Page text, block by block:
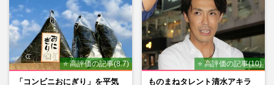
⭐ 高評価の記事(8.7)
「コンビニおにぎり」を平気
⭐ 高評価の記事(10)
ものまねタレント清水アキラ